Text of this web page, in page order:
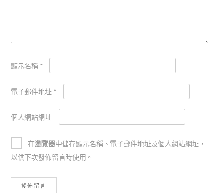
顯示名稱 *
電子郵件地址 *
個人網站網址
在瀏覽器中儲存顯示名稱、電子郵件地址及個人網站網址，
以供下次發佈留言時使用。